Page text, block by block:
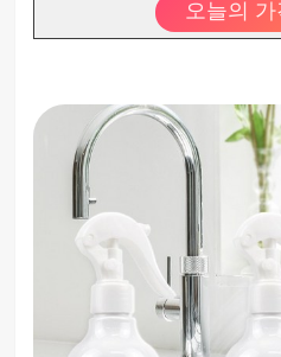
오늘의 가